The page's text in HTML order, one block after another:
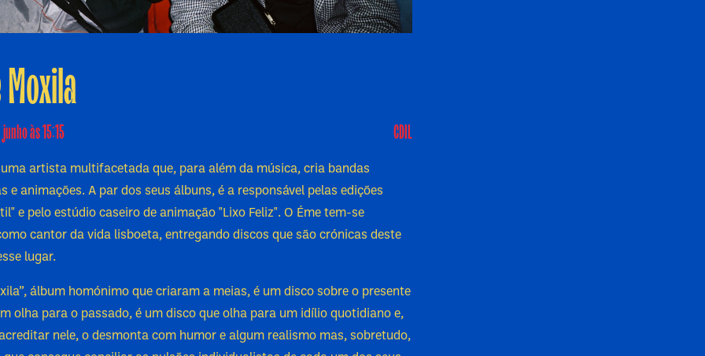
às 15:15 CDIL
artista multifacetada que, para além da música, cria bandas
e animações. A par dos seus álbuns, é a responsável pelas edições
e pelo estúdio caseiro de animação "Lixo Feliz". O Éme tem-se
cantor da vida lisboeta, entregando discos que são crónicas deste
lugar.
álbum homónimo que criaram a meias, é um disco sobre o presente
olha para o passado, é um disco que olha para um idílio quotidiano e,
nele, o desmonta com humor e algum realismo mas, sobretudo,